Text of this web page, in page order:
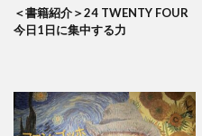
＜書籍紹介＞24 TWENTY FOUR
今日1日に集中する力